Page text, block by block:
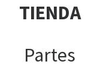
TIENDA
Partes